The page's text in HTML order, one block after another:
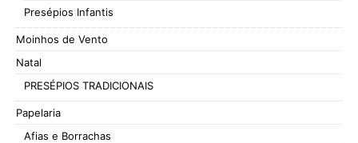
Presépios Infantis
Moinhos de Vento
Natal
PRESÉPIOS TRADICIONAIS
Papelaria
Afias e Borrachas